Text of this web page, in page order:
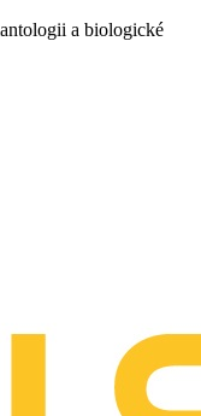
a biologické